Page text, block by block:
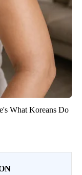
What Koreans Do